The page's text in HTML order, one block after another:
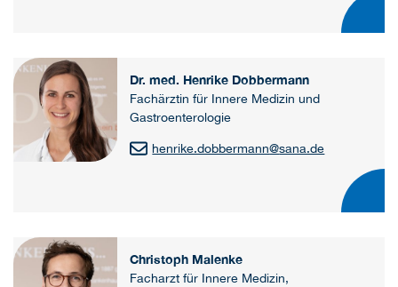
Dr. med. Henrike Dobbermann
Fachärztin für Innere Medizin und
Gastroenterologie
henrike.dobbermann@sana.de
Christoph Malenke
Facharzt für Innere Medizin,